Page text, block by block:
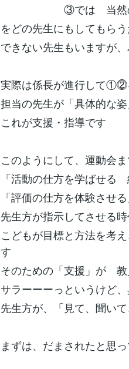
③では 当然の行動
をどの先生にもしてもら
できない先生もいますが
実際は係長が進行して
担当の先生が「具体的な
これが支援・指導です
このようにして、運動会
「活動の仕方を学ばせる
「評価の仕方を体験させ
先生方が指示してさせる
こどもが目標と方法を考
す
そのための「支援」が 教
サラーーーっというけど、
先生方が、「見て、聞い
まずは、だまされたと思